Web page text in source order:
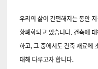
우리의 삶이 간편해지는 동안
황폐화되고 있습니다. 건축에
하고, 그 중에서도 건축 재료에
대해 다루고자 합니다.